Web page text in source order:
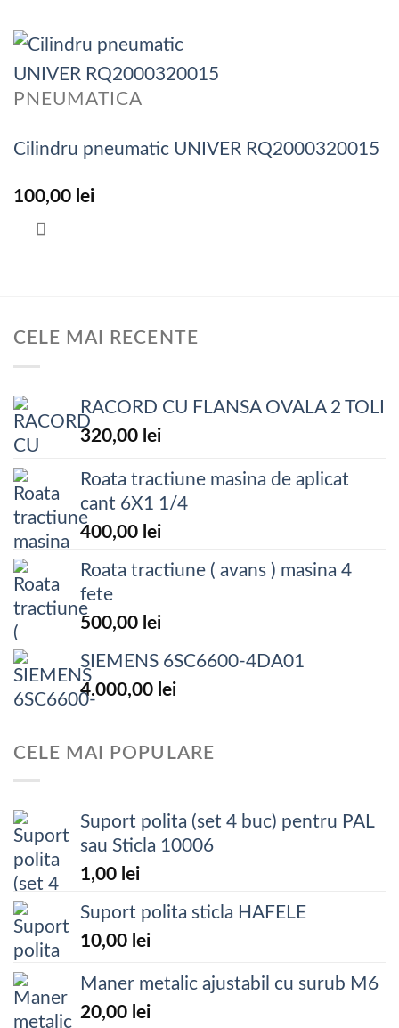
PNEUMATICA
Cilindru pneumatic UNIVER RQ2000320015
100,00 lei
CELE MAI RECENTE
RACORD CU FLANSA OVALA 2 TOLI
320,00 lei
Roata tractiune masina de aplicat
cant 6X1 1/4
400,00 lei
Roata tractiune ( avans ) masina 4
fete
500,00 lei
SIEMENS 6SC6600-4DA01
4.000,00 lei
CELE MAI POPULARE
Suport polita (set 4 buc) pentru PAL
sau Sticla 10006
1,00 lei
Suport polita sticla HAFELE
10,00 lei
Maner metalic ajustabil cu surub M6
20,00 lei